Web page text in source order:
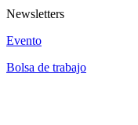
Newsletters
Evento
Bolsa de trabajo